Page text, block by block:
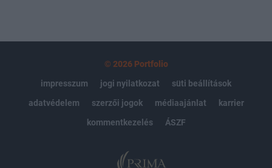
© 2026 Portfolio
impresszum
jogi nyilatkozat
süti beállítások
adatvédelem
szerzői jogok médiaajánlat
karrier
kommentkezelés
ÁSZF